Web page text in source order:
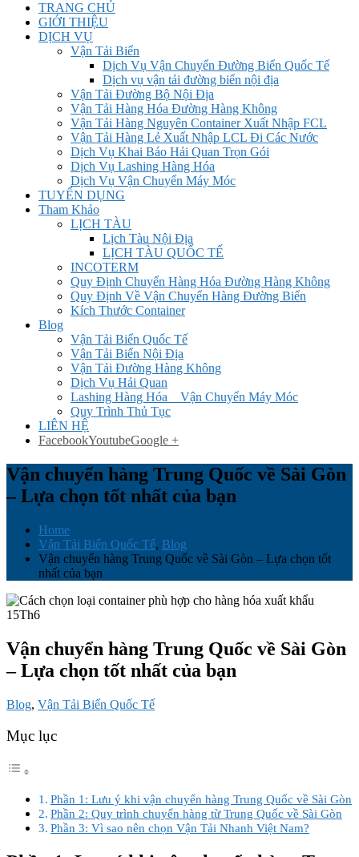
TRANG CHỦ
GIỚI THIỆU
DỊCH VỤ
Vận Tải Biển
Dịch Vụ Vận Chuyển Đường Biển Quốc Tế
Dịch vụ vận tải đường biển nội địa
Vận Tải Đường Bộ Nội Địa
Vận Tải Hàng Hóa Đường Hàng Không
Vận Tải Hàng Nguyên Container Xuất Nhập FCL
Vận Tải Hàng Lẻ Xuất Nhập LCL Đi Các Nước
Dịch Vụ Khai Báo Hải Quan Trọn Gói
Dịch Vụ Lashing Hàng Hóa
Dịch Vụ Vận Chuyển Máy Móc
TUYỂN DỤNG
Tham Khảo
LỊCH TÀU
Lịch Tàu Nội Địa
LỊCH TÀU QUỐC TẾ
INCOTERM
Quy Định Chuyển Hàng Hóa Đường Hàng Không
Quy Định Về Vận Chuyển Hàng Đường Biển
Kích Thước Container
Blog
Vận Tải Biển Quốc Tế
Vận Tải Biển Nội Địa
Vận Tải Đường Hàng Không
Dịch Vụ Hải Quan
Lashing Hàng Hóa _ Vận Chuyển Máy Móc
Quy Trình Thủ Tục
LIÊN HỆ
FacebookYoutubeGoogle +
Vận chuyển hàng Trung Quốc về Sài Gòn
– Lựa chọn tốt nhất của bạn
Home
Vận Tải Biển Quốc Tế, Blog
Vận chuyển hàng Trung Quốc về Sài Gòn – Lựa chọn tốt
nhất của bạn
15Th6
Vận chuyển hàng Trung Quốc về Sài Gòn
– Lựa chọn tốt nhất của bạn
Blog, Vận Tải Biển Quốc Tế
Mục lục
Phần 1: Lưu ý khi vận chuyển hàng Trung Quốc về Sài Gòn
Phần 2: Quy trình chuyển hàng từ Trung Quốc về Sài Gòn
Phần 3: Vì sao nên chọn Vận Tải Nhanh Việt Nam?